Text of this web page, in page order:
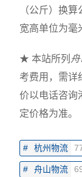
（公斤）换
宽高单位为毫
★ 本站所列
考费用，需详
价以电话咨询
定价格为准。
# 杭州物流
# 舟山物流